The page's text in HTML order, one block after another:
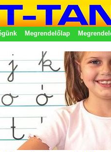
Megrendelőlap